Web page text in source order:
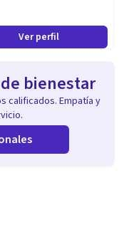
Desde mi
también trabajo
emociones
con lo que cada
terapéutico,
Ver perfil
bienestar
calificados. Empatía y